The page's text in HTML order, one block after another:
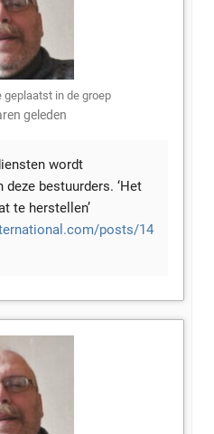
geplaatst in de groep
geleden
wordt
bestuurders. ‘Het
te herstellen’
posts/14